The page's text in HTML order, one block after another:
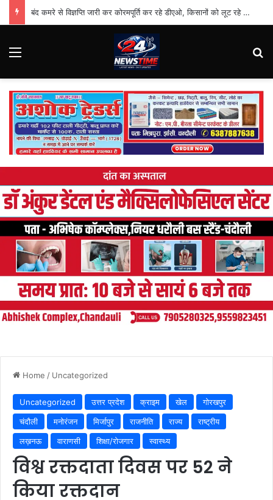
बंद कमरे से विज्ञप्ति जारी कर कोरमपूर्ति कर रहे डीएओ, किसानों को लूट रहे निजी दुकानदार
Menu
Home / Uncategorized
Uncategorized उत्तर प्रदेश क्राइम खेल
गोरखपुर
चंदौली
मनोरंजन मिर्जापुर राजनीति राज्य
राष्ट्रीय
लख़नऊ
वाराणसी शिक्षा/रोजगार स्वास्थ्य
विश्व रक्तदाता दिवस पर 52 ने
किया रक्तदान